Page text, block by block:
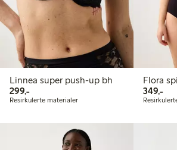
Linnea super push-up bh
299,-299,00 kr
Resirkulerte materialer
Flora
349,-